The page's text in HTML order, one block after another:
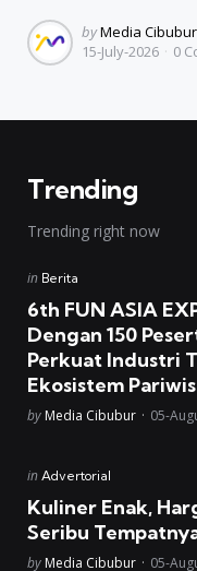
Posted
by
byMedia Cibubur
15-July-2026
0
Trending
Trending right now
Posted
in Berita
6th FUN ASIA
Dengan 150
Perkuat Industri
Ekosistem
Posted
by Media Cibubur 05-
Posted
in Advertorial
Kuliner Enak,
Seribu
Posted
by Media Cibubur 05-